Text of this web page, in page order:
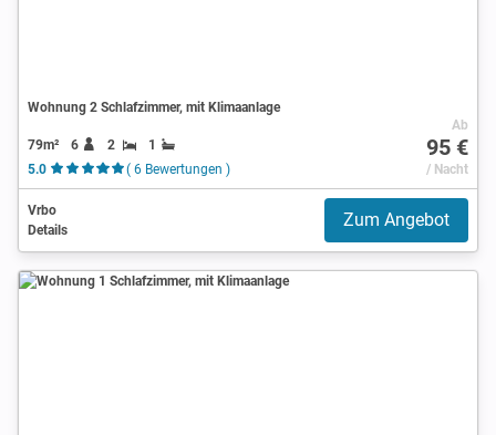
Wohnung 2 Schlafzimmer, mit Klimaanlage
79m² 6 2
1
5.0
( 6 Bewertungen )
Ab
95 €
/ Nacht
Vrbo
Details
Zum Angebot